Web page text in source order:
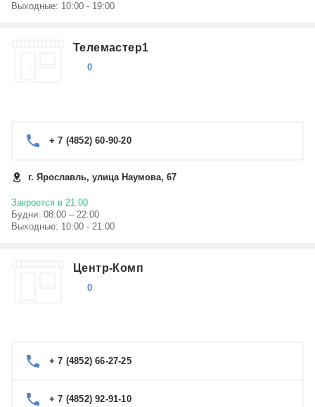
Выходные: 10:00 - 19:00
Телемастер1
0
+ 7 (4852) 60-90-20
г. Ярославль, улица Наумова, 67
Закроется в 21:00
Будни: 08:00 – 22:00
Выходные: 10:00 - 21:00
Центр-Комп
0
+ 7 (4852) 66-27-25
+ 7 (4852) 92-91-10